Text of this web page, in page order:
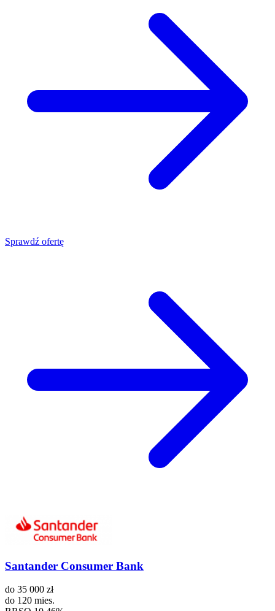
Sprawdź ofertę
Santander Consumer Bank
do 35 000 zł
do 120 mies.